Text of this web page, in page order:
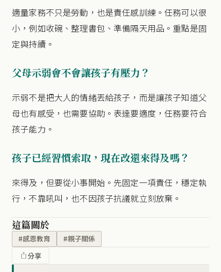
適量家務不只是勞動，也是責任感訓練。任務可以很
小，例如收碗、整理書包、準備隔天用品。重點是固
定與持續。
父母示弱會不會讓孩子有壓力？
示弱不是把大人的情緒丟給孩子，而是讓孩子知道父
母也有感受，也需要協助。表達要適度，任務要符合
孩子能力。
孩子已經習慣索取，現在改還來得及嗎？
來得及，但要從小事開始。先固定一項責任，穩定執
行，不靠吼叫，也不因孩子抗議就立刻放棄。
這篇關於
#感恩教育
#親子關係
分享